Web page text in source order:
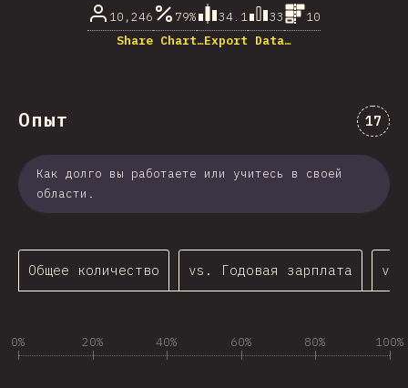
10,246 79% 34.1 33
10
Share Chart…Export Data…
Опыт 17
Как долго вы работаете или учитесь в своей
области.
Общее количество vs. Годовая зарплата vs.
0% 20% 40% 60% 80% 100%